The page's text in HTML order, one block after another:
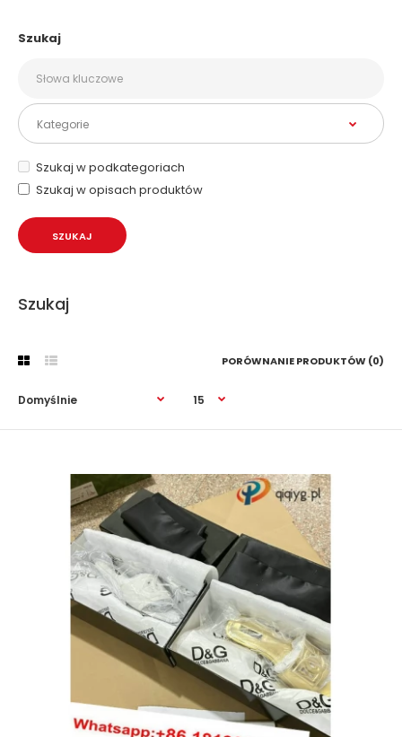
Szukaj
Szukaj w podkategoriach
Szukaj w opisach produktów
Szukaj
PORÓWNANIE PRODUKTÓW (0)